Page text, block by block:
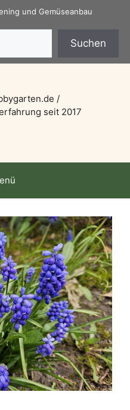
und Gemüseanbau
Suchen
/
seit 2017